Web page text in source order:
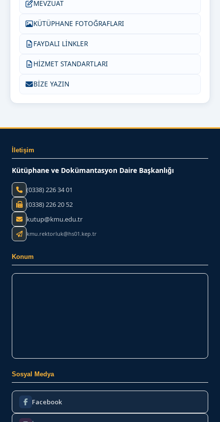
MEVZUAT
KÜTÜPHANE FOTOĞRAFLARI
FAYDALI LİNKLER
HİZMET STANDARTLARI
BİZE YAZIN
İletişim
Kütüphane ve Dokümantasyon Daire Başkanlığı
(0338) 226 34 01
(0338) 226 20 52
kutup@kmu.edu.tr
kmu.rektorluk@hs01.kep.tr
Konum
Sosyal Medya
Facebook